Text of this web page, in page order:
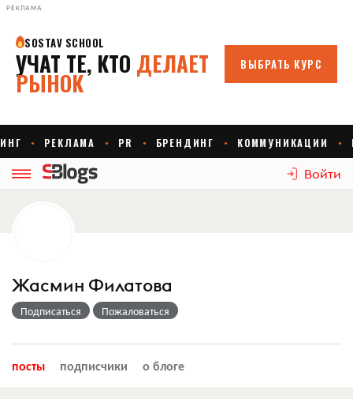
РЕКЛАМА
Войти
Жасмин Филатова
Подписаться Пожаловаться
посты подписчики о блоге